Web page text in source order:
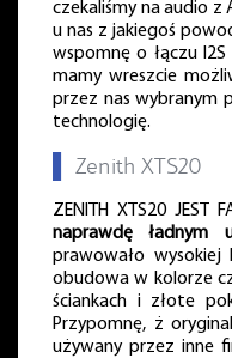
czekaliśmy na audio z
u nas z jakiegoś
wspomnę o łączu
mamy wreszcie
przez nas wybranym
technologię.
Zenith XTS20
ZENITH XTS20 JEST
naprawdę ładnym
prawowało wysokiej
obudowa w kolorze
ściankach i złote
Przypomnę, ż
używany przez inne